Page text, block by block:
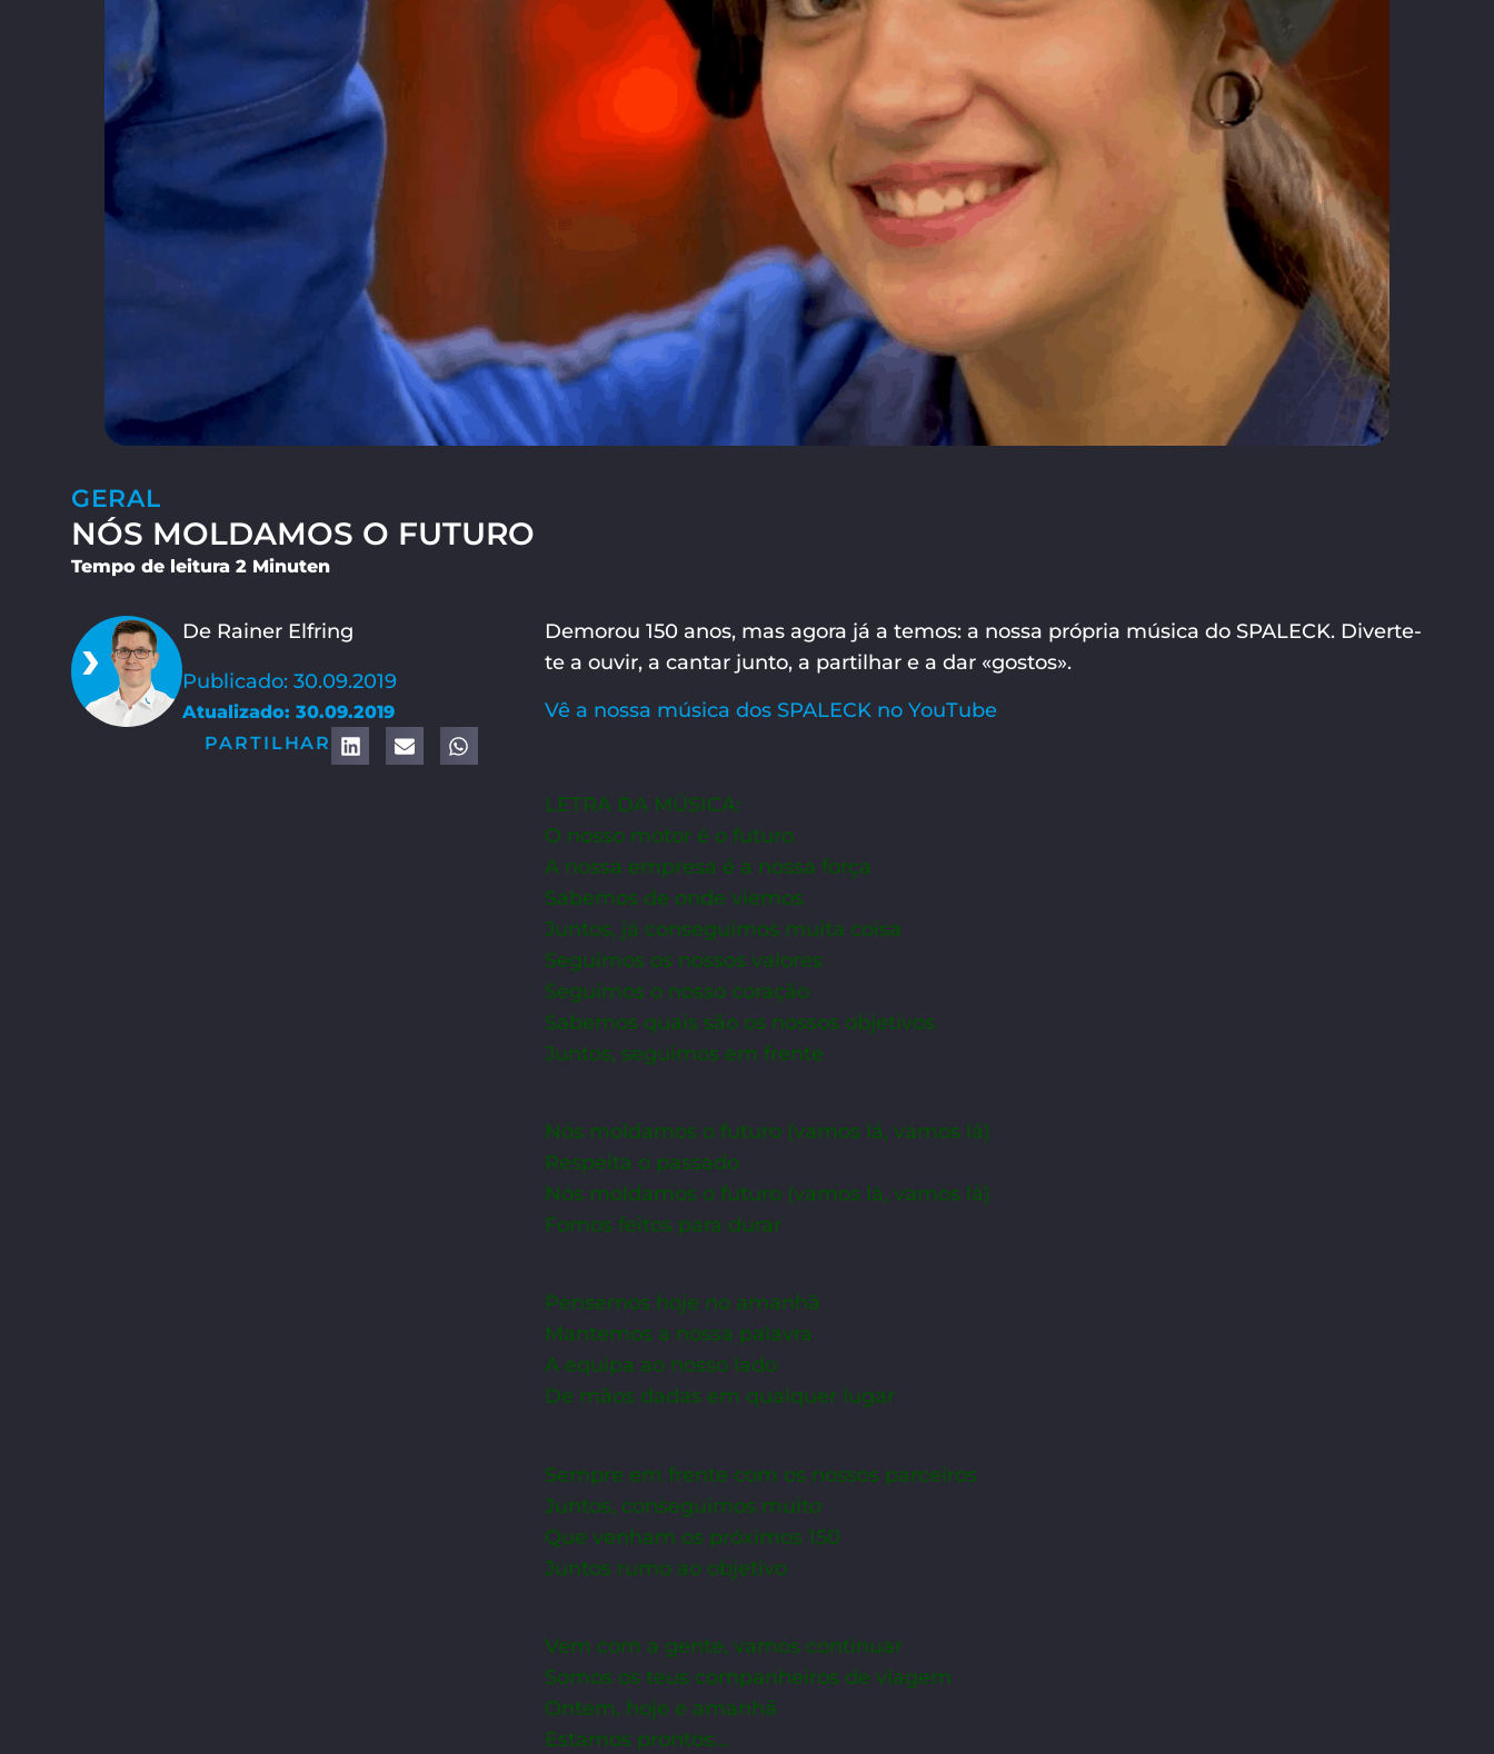
GERAL
NÓS MOLDAMOS O FUTURO
Tempo de leitura 2 Minuten
De Rainer Elfring
Publicado: 30.09.2019
Atualizado: 30.09.2019
PARTILHAR
Demorou 150 anos, mas agora já a temos: a nossa própria música do SPALECK. Diverte-
te a ouvir, a cantar junto, a partilhar e a dar «gostos».
Vê a nossa música dos SPALECK no YouTube
LETRA DA MÚSICA:
O nosso motor é o futuro
A nossa empresa é a nossa força
Sabemos de onde viemos
Juntos, já conseguimos muita coisa
Seguimos os nossos valores
Seguimos o nosso coração
Sabemos quais são os nossos objetivos
Juntos, seguimos em frente
Nós moldamos o futuro (vamos lá, vamos lá)
Respeita o passado
Nós moldamos o futuro (vamos lá, vamos lá)
Fomos feitos para durar
Pensemos hoje no amanhã
Mantemos a nossa palavra
A equipa ao nosso lado
De mãos dadas em qualquer lugar
Sempre em frente com os nossos parceiros
Juntos, conseguimos muito
Que venham os próximos 150
Juntos rumo ao objetivo
Vem com a gente, vamos continuar
Somos os teus companheiros de viagem
Ontem, hoje e amanhã
Estamos prontos…